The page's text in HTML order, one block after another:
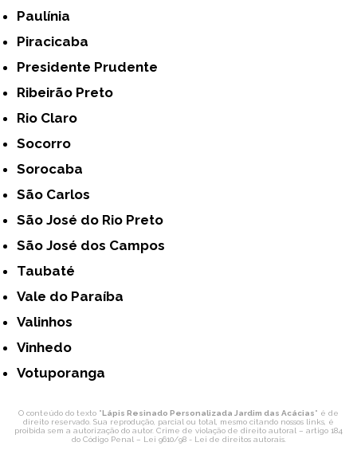
Paulínia
Piracicaba
Presidente Prudente
Ribeirão Preto
Rio Claro
Socorro
Sorocaba
São Carlos
São José do Rio Preto
São José dos Campos
Taubaté
Vale do Paraíba
Valinhos
Vinhedo
Votuporanga
O conteúdo do texto "Lápis Resinado Personalizada Jardim das Acácias" é de
direito reservado. Sua reprodução, parcial ou total, mesmo citando nossos links, é
proibida sem a autorização do autor. Crime de violação de direito autoral – artigo 184
do Código Penal – Lei 9610/98 - Lei de direitos autorais.